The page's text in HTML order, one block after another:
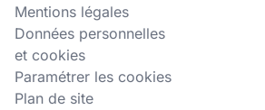
Mentions légales
Données personnelles
et cookies
Paramétrer les cookies
Plan de site